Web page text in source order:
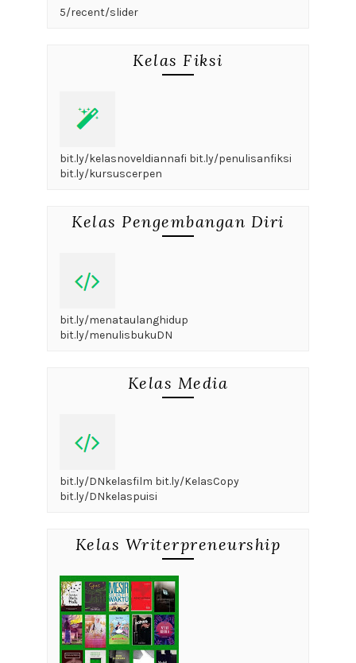
5/recent/slider
Kelas Fiksi
bit.ly/kelasnoveldiannafi bit.ly/penulisanfiksi
bit.ly/kursuscerpen
Kelas Pengembangan Diri
bit.ly/menataulanghidup
bit.ly/menulisbukuDN
Kelas Media
bit.ly/DNkelasfilm bit.ly/KelasCopy
bit.ly/DNkelaspuisi
Kelas Writerpreneurship